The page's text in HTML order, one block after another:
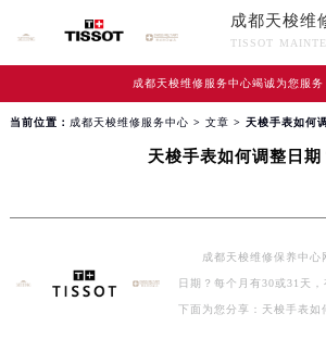
成都天梭维
TISSOT
成都天梭维修服务中心竭诚为您服务
当前位置： 成都天梭维修服务中心 > 文章 > 天梭手表如何
天梭手表如何调整日期
成都天梭维修保养中心
日期？每个月有30或31天
下面为您分享：天梭手表